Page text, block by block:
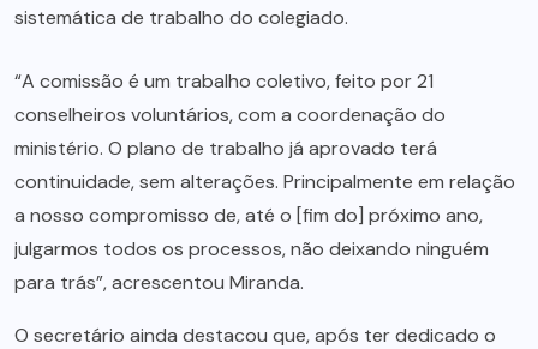
sistemática de trabalho do colegiado.
“A comissão é um trabalho coletivo, feito por 21
conselheiros voluntários, com a coordenação do
ministério. O plano de trabalho já aprovado terá
continuidade, sem alterações. Principalmente em relação
a nosso compromisso de, até o [fim do] próximo ano,
julgarmos todos os processos, não deixando ninguém
para trás”, acrescentou Miranda.
O secretário ainda destacou que, após ter dedicado o